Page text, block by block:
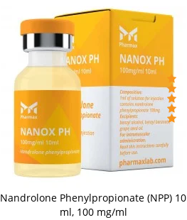
Nandrolone Phenylpropionate (NPP) 10
ml, 100 mg/ml